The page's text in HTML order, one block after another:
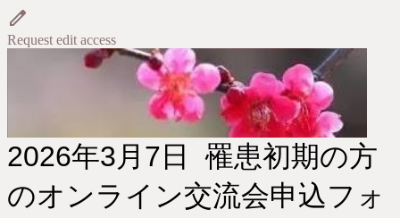
Request edit access
2026年3月7日 罹患初期の方
のオンライン交流会申込フォ